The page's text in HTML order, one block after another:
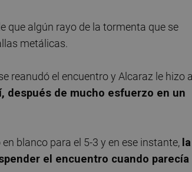
que algún rayo de la tormenta que se
metálicas.
reanudó el encuentro y Alcaraz le hizo
después de mucho esfuerzo en un
blanco para el 5-3 y en ese instante, la
el encuentro cuando parecía